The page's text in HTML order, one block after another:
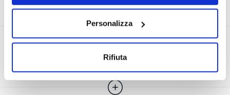
Con il tuo consenso, vorremmo anche:
raccogliere informazioni sulla tua posizione
Identificare il tuo dispositivo, scansionandolo
Personalizza
Rifiuta
LEGGERE LA FATTURA